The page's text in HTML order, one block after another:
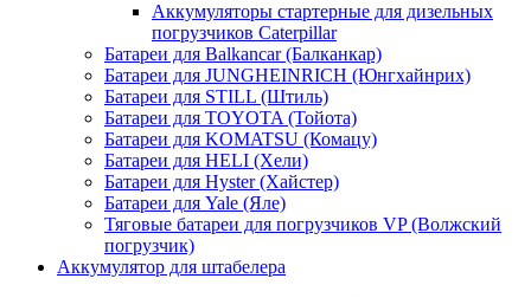
Аккумуляторы стартерные для дизельных
погрузчиков Caterpillar
Батареи для Balkancar (Балканкар)
Батареи для JUNGHEINRICH (Юнгхайнрих)
Батареи для STILL (Штиль)
Батареи для TOYOTA (Тойота)
Батареи для KOMATSU (Комацу)
Батареи для HELI (Хели)
Батареи для Hyster (Хайстер)
Батареи для Yale (Яле)
Тяговые батареи для погрузчиков VP (Волжский
погрузчик)
Аккумулятор для штабелера